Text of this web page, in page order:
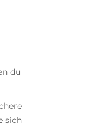
du
sich